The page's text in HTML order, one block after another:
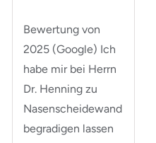
Bewertung von
2025 (Google) Ich
habe mir bei Herrn
Dr. Henning zu
Nasenscheidewand
begradigen lassen